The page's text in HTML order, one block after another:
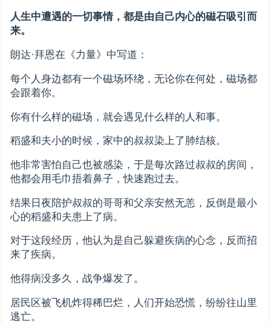
人生中遭遇的一切事情，都是由自己内心的磁石吸引而
来。
朗达·拜恩在《力量》中写道：
每个人身边都有一个磁场环绕，无论你在何处，磁场都
会跟着你。
你有什么样的磁场，就会遇见什么样的人和事。
稻盛和夫小的时候，家中的叔叔染上了肺结核。
他非常害怕自己也被感染，于是每次路过叔叔的房间，
他都会用毛巾捂着鼻子，快速跑过去。
结果日夜陪护叔叔的哥哥和父亲安然无恙，反倒是最小
心的稻盛和夫患上了病。
对于这段经历，他认为是自己躲避疾病的心念，反而招
来了疾病。
他得病没多久，战争爆发了。
居民区被飞机炸得稀巴烂，人们开始恐慌，纷纷往山里
逃亡。